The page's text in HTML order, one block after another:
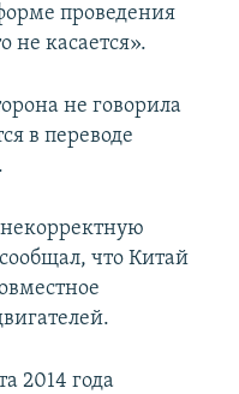
проведения
не касается».
не говорила
в переводе
что Китай
2014 года